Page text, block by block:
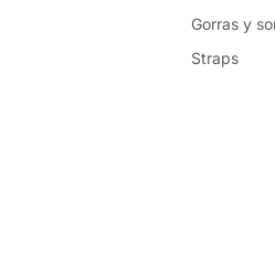
Gorras y
Straps